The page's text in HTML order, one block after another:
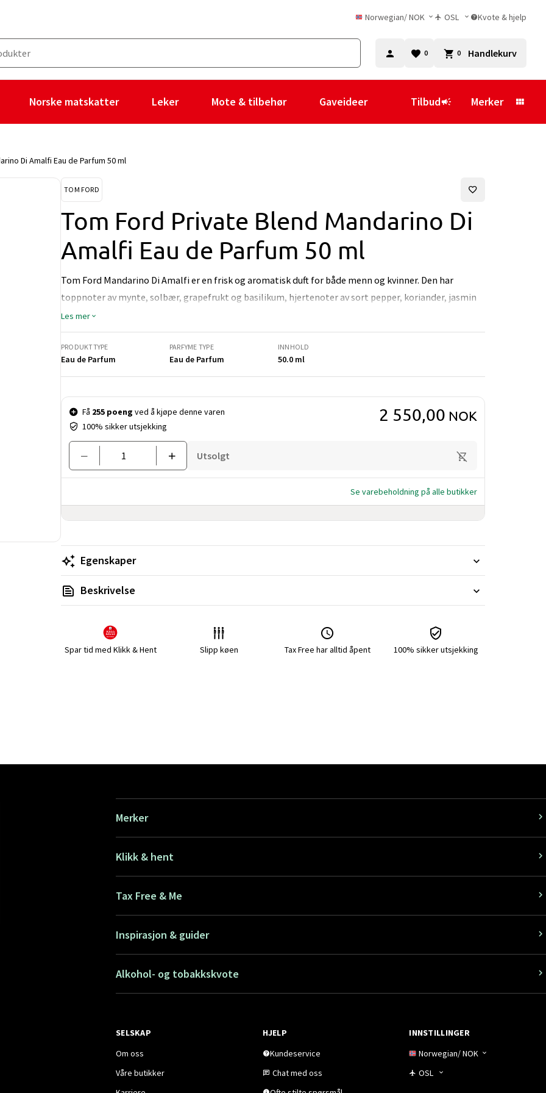
Norwegian/NOK OSL Kvote & hjelp
0 0 Handlekurv
Norske matskatter Leker Mote & tilbehør Gaveideer Tilbud Merker
Di Amalfi Eau de Parfum 50 ml
TOM FORD
Tom Ford Private Blend Mandarino Di
Amalfi Eau de Parfum 50 ml
Tom Ford Mandarino Di Amalfi er en frisk og aromatisk duft for både menn og kvinner. Den har
toppnoter av mynte, solbær, grapefrukt og basilikum, hjertenoter av sort pepper, koriander, jasmin
og salvie, mens bunnen er av vetiver, amber og musk.
Les mer
PRODUKTTYPE
Eau de Parfum
PARFYME TYPE
Eau de Parfum
INNHOLD
50.0 ml
Pris og mengde
Få 255 poeng ved å kjøpe denne varen
100% sikker utsjekking
2 550,00 NOK
Utsolgt
Se varebeholdning på alle butikker
Egenskaper
Beskrivelse
Spar tid med Klikk & Hent Slipp køen Tax Free har alltid åpent 100% sikker utsjekking
Merker
Klikk & hent
Tax Free & Me
Inspirasjon & guider
Alkohol- og tobakkskvote
SELSKAP
Om oss
Våre butikker
HJELP
Kundeservice
Chat med oss
INNSTILLINGER
Norwegian/NOK
OSL